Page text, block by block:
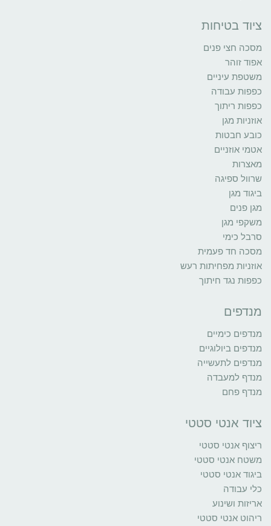
ציוד בטיחות
מסכה חצי פנים
אפוד זוהר
משטפת עיניים
כפפות עבודה
כפפות ריתוך
אוזניות מגן
כובע חבטות
אטמי אוזניים
מאצרות
שרוול ספיגה
ביגוד מגן
מגן פנים
משקפי מגן
סרבל כימי
מסכה חד פעמית
אוזניות מפחיתות רעש
כפפות נגד חיתוך
מנדפים
מנדפים כימיים
מנדפים ביולוגיים
מנדפים לתעשייה
מנדף למעבדה
מנדף פחם
ציוד אנטי סטטי
ריצוף אנטי סטטי
משטח אנטי סטטי
ביגוד אנטי סטטי
כלי עבודה
אריזות ושינוע
ריהוט אנטי סטטי